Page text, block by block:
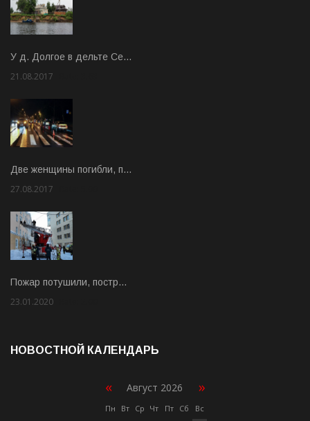
У д. Долгое в дельте Се…
21.08.2017
Две женщины погибли, п…
27.08.2017
Пожар потушили, постр…
23.01.2020
НОВОСТНОЙ КАЛЕНДАРЬ
« Август 2026 »
Пн Вт Ср Чт Пт Сб Вс